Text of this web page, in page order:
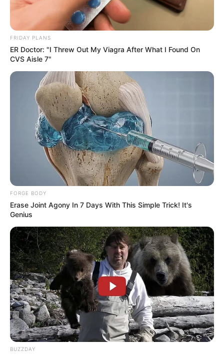
FRIDAY PLANS
ER Doctor: "I Threw Out My Viagra After What I Found On
CVS Aisle 7"
FORGE BODY
Erase Joint Agony In 7 Days With This Simple Trick! It's
Genius
BUZZDAY